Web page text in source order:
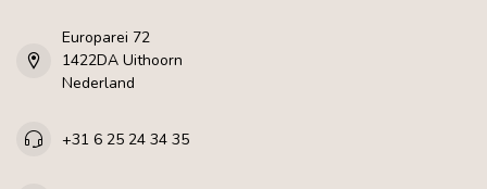
Europarei 72
1422DA Uithoorn
Nederland
+31 6 25 24 34 35